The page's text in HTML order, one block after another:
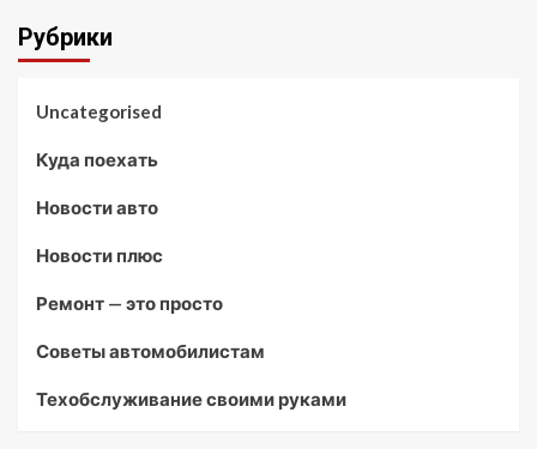
Рубрики
Uncategorised
Куда поехать
Новости авто
Новости плюс
Ремонт — это просто
Советы автомобилистам
Техобслуживание своими руками